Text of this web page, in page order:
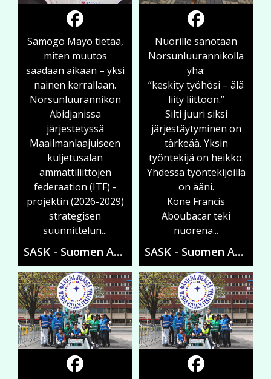
Samogo Mayo tietää,
miten muutos
saadaan aikaan – yksi
nainen kerrallaan.
Norsunluurannikon
Abidjanissa
järjestetyssä
Maailmanlaajuiseen
kuljetusalan
ammattiliittojen
federaation (ITF) -
projektin (2026-2029)
strategisen
suunnittelun...
SASK - Suomen Ammattiliittojen Solidaarisuuskeskus
Nuorille sanotaan
Norsunluurannikolla
yhä:
“keskity työhösi – älä
liity liittoon.”
Silti juuri siksi
järjestäytyminen on
tärkeää. Yksin
työntekijä on heikko.
Yhdessä työntekijöillä
on ääni.
Kone Francis
Aboubacar teki
nuorena...
SASK - Suomen Ammattiliittojen Solidaarisuuskeskus